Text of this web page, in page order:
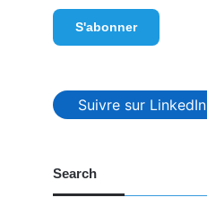
Suivre sur LinkedIn
Search